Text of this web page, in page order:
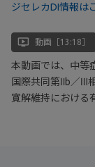
ジセレカDI情報は
ondemand_video 動画［13:18］
本動画では、中等
国際共同第Ⅱb／Ⅲ
寛解維持における